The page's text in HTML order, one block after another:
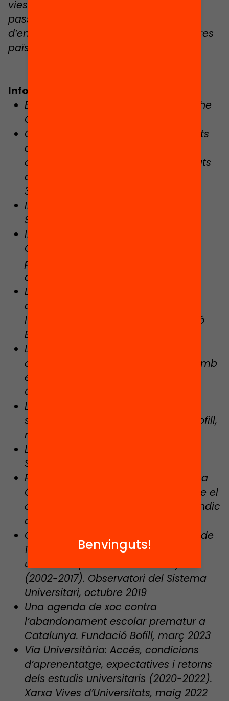
vies d’accés a la universitat, que no
passessin per l’EvAU, per als alumnes
d’entorns segregats, com ja es fa a altres
països?
Informes consultats
El cost de la criança al 2022. Save the
Children, juny 2022
Garantim el dret a gaudir d’activitats
d’estiu? Enquesta de participació
d’infants i adolescents a les activitats
d’estiu a Catalunya, 2022. Educació
360, abril 2023
Informe sobre els drets de l’infant.
Síndic de Greuges, desembre 2022
Inmigración y ‘fracaso escolar’ en
Cataluña. Un análisis desde la
perspectiva generacional. Centre
d’Estudis Demogràfics UAB, 2020
L’abandonament a 4t d’ESO: les
desigualtats en la transició a
l’educació postobligatòria. Fundació
Bofill, maig 2023
La dotació de personal i la gestió
d’equips educatius en els centres amb
elevada complexitat. Síndic de
Greuges, novembre 2022
La protecció dels centres educatius
segregats a Catalunya. Fundació Bofill,
novembre 2021
L’educació inclusiva a Catalunya.
Síndic de Greuges, setembre 2021
Pacte contra la segregació escolar a
Catalunya. Informe de progrés sobre el
desplegament del Decret 11/2021. Síndic
de Greuges, gener 2023
Qui estudia a la universitat? Anàlisi de
15 anys d’evolució de l’accés a la
universitat pública de Catalunya
(2002-2017). Observatori del Sistema
Universitari, octubre 2019
Una agenda de xoc contra
l’abandonament escolar prematur a
Catalunya. Fundació Bofill, març 2023
Via Universitària: Accés, condicions
d’aprenentatge, expectatives i retorns
dels estudis universitaris (2020-2022).
Xarxa Vives d’Universitats, maig 2022
Benvinguts!